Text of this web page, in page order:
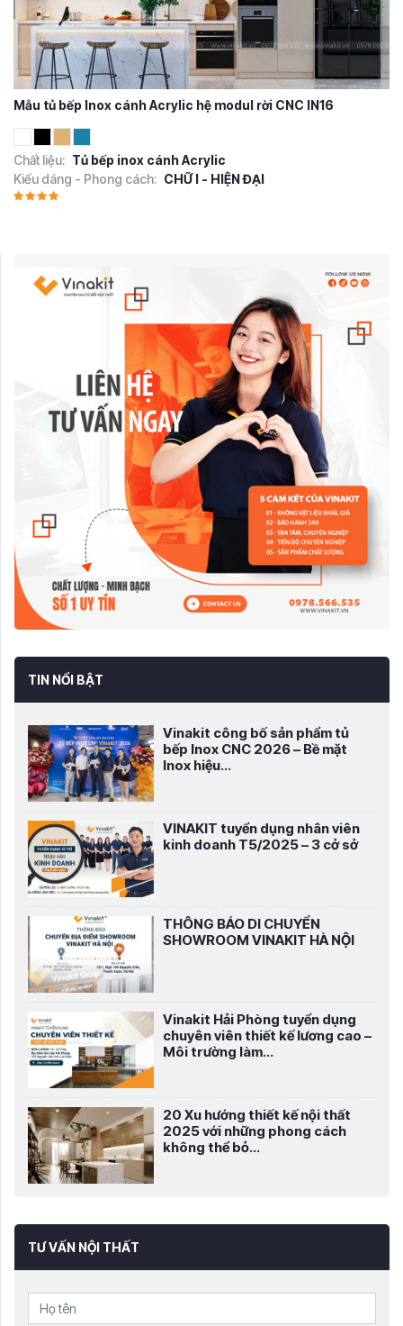
TIN NỔI BẬT
Vinakit công bố sản phẩm tủ
bếp Inox CNC 2026 – Bề mặt
Inox hiệu...
VINAKIT tuyển dụng nhân viên
kinh doanh T5/2025 – 3 cở sở
THÔNG BÁO DI CHUYỂN
SHOWROOM VINAKIT HÀ NỘI
Vinakit Hải Phòng tuyển dụng
chuyên viên thiết kế lương cao –
Môi trường làm...
20 Xu hướng thiết kế nội thất
2025 với những phong cách
không thể bỏ...
TƯ VẤN NỘI THẤT
Mẫu tủ bếp Inox cánh Acrylic hệ modul rời CNC IN16
Chất liệu: Tủ bếp inox cánh Acrylic
Kiểu dáng - Phong cách: CHỮ I - HIỆN ĐẠI